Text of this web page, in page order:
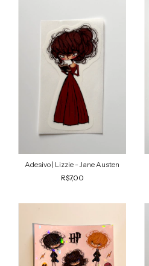
Adesivo | Lizzie - Jane Austen
R$7,00